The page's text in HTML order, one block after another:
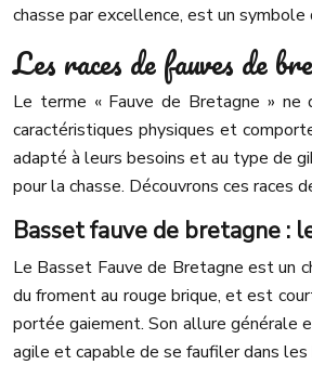
chasse par excellence, est un symbole
Les races de fauves de
Le terme « Fauve de Bretagne » ne
caractéristiques physiques et
adapté à leurs besoins et au type de
pour la chasse. Découvrons ces races
Basset fauve de bretagne :
Le Basset Fauve de Bretagne est un
du froment au rouge brique, et est
portée gaiement. Son allure générale
agile et capable de se faufiler dans